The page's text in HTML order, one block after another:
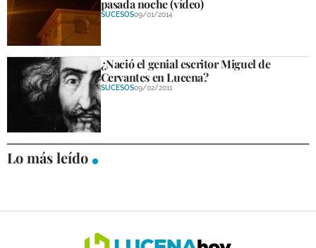
pasada noche (vídeo)
SUCESOS09/01/2014
¿Nació el genial escritor Miguel de
Cervantes en Lucena?
SUCESOS09/02/2011
Lo más leído